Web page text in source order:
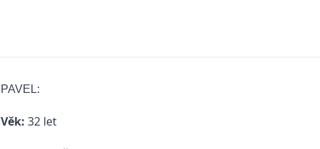
PAVEL:
Věk: 32 let